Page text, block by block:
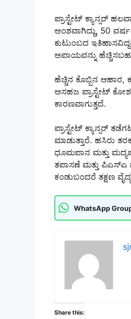
ಪ್ರಾಸ್ಟೇಟ್ ಕ್ಯಾನ್ಸರ್
ಅಂಶವಾಗಿದ್ದು, 50
ಕುಟುಂಬದ
ಅಪಾಯವನ್ನು
ಹೆಚ್ಚಿನ ಕೊಬ್ಬಿನ
ಅಸಹಜ ಪ್ರಾಸ್ಟೇಟ್
ಕಾರಣವಾಗುತ್ತದೆ.
ಪ್ರಾಸ್ಟೇಟ್ ಕ್ಯಾನ್ಸರ್
ಮಾಡುತ್ತಾರೆ. ಹಸಿರು
ಧೂಮಪಾನ ಮತ್ತು
ತಪಾಸಣೆ ಮತ್ತು ಪಿಎಸ್‌ಎ
ಕಂಡುಬಂದರೆ ತಕ್ಷಣ
WhatsApp
Share this: